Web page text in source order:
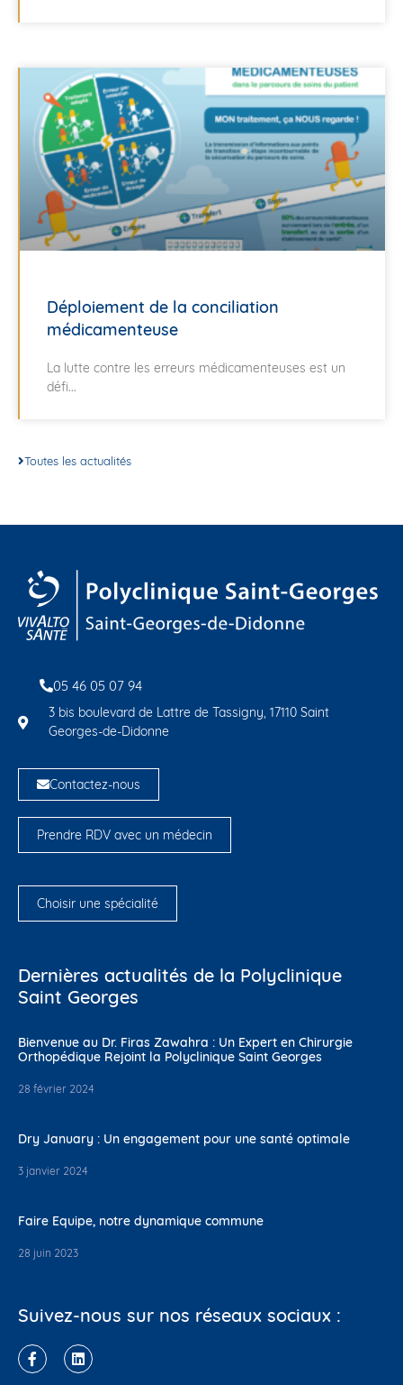
Déploiement de la conciliation
médicamenteuse
La lutte contre les erreurs médicamenteuses est un
défi...
Toutes les actualités
05 46 05 07 94
3 bis boulevard de Lattre de Tassigny, 17110 Saint
Georges-de-Didonne
Contactez-nous
Prendre RDV avec un médecin
Choisir une spécialité
Dernières actualités de la Polyclinique
Saint Georges
Bienvenue au Dr. Firas Zawahra : Un Expert en Chirurgie
Orthopédique Rejoint la Polyclinique Saint Georges
28 février 2024
Dry January : Un engagement pour une santé optimale
3 janvier 2024
Faire Equipe, notre dynamique commune
28 juin 2023
Suivez-nous sur nos réseaux sociaux :